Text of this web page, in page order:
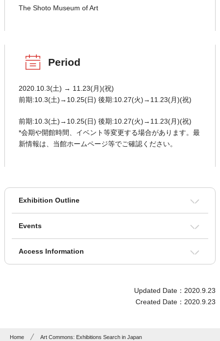
The Shoto Museum of Art
Period
2020.10.3(土) → 11.23(月)(祝)
前期:10.3(土)→10.25(日) 後期:10.27(火)→11.23(月)(祝)
前期:10.3(土)→10.25(日) 後期:10.27(火)→11.23(月)(祝)
*会期や開館時間、イベント等変更する場合があります。最
新情報は、当館ホームページ等でご確認ください。
Exhibition Outline
Events
Access Information
Updated Date：2020.9.23
Created Date：2020.9.23
Home
Art Commons: Exhibitions Search in Japan